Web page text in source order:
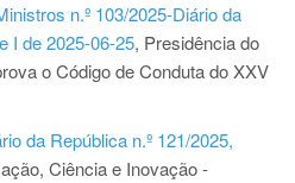
n.º 103/2025-Diário da
I de 2025-06-25, Presidência do
o Código de Conduta do XXV
da República n.º 121/2025,
Ciência e Inovação -